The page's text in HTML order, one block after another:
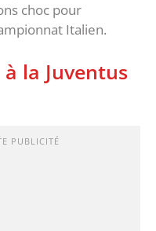
choc pour
Italien.
la Juventus
PUBLICITÉ